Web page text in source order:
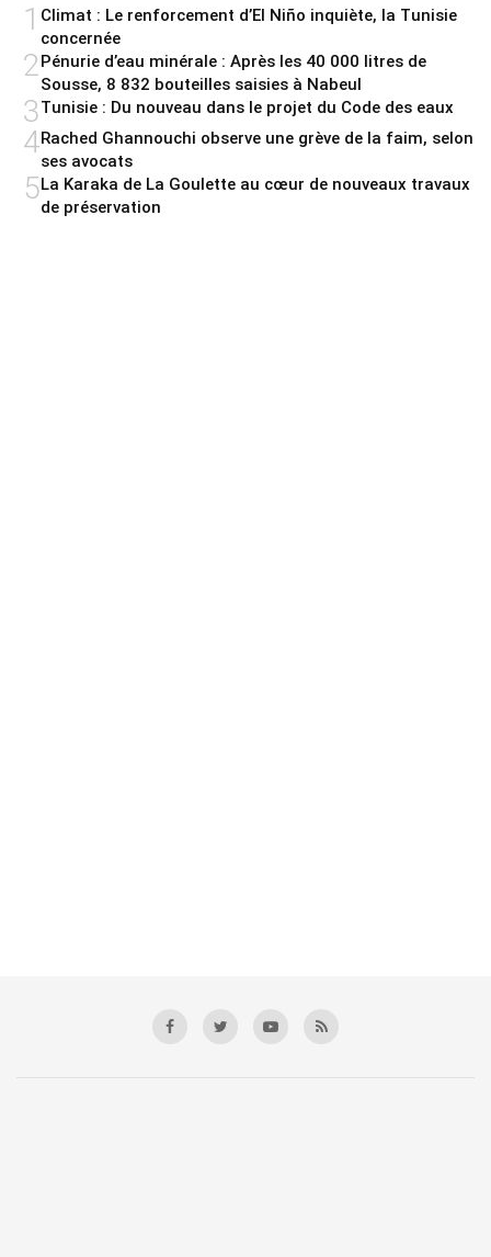
1 Climat : Le renforcement d’El Niño inquiète, la Tunisie
concernée
2Pénurie d’eau minérale : Après les 40 000 litres de
Sousse, 8 832 bouteilles saisies à Nabeul
3Tunisie : Du nouveau dans le projet du Code des eaux
4Rached Ghannouchi observe une grève de la faim, selon
ses avocats
5La Karaka de La Goulette au cœur de nouveaux travaux
de préservation